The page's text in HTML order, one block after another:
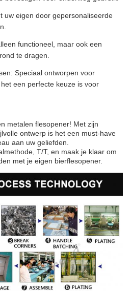
uw eigen door gepersonaliseerde
functioneel, maar ook een
te dragen.
Speciaal ontworpen voor
een perfecte keuze is voor
metalen flesopener! Met zijn
ontwerp is het een must-have
aan uw geliefden.
T/T, en maak je klaar om
met je eigen bierflesopener.